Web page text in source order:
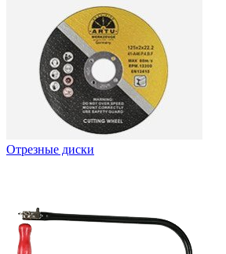
Отрезные диски